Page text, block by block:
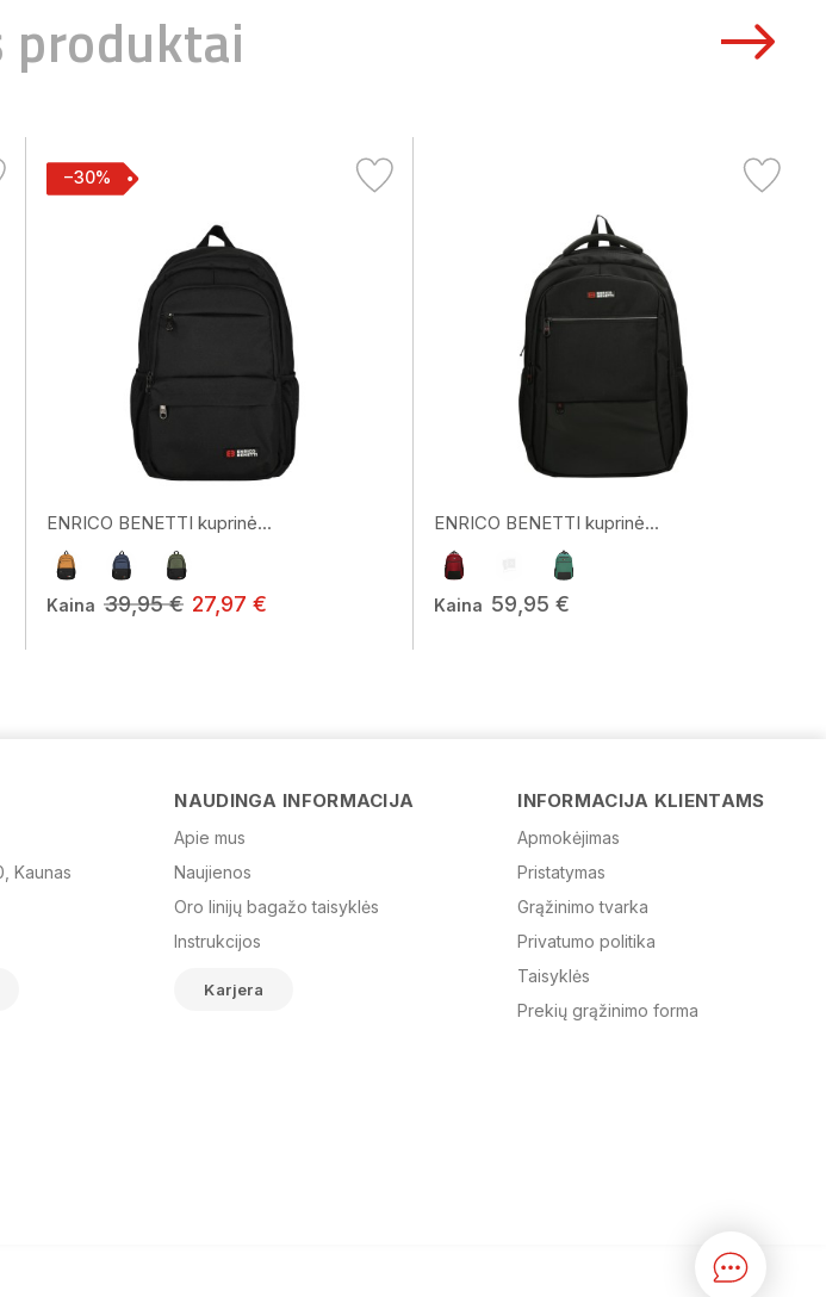
produktai
−30%
ENRICO BENETTI kuprinė...
Kaina 39,95 € 27,97 €
ENRICO BENETTI kuprinė...
Kaina 59,95 €
Kaunas
NAUDINGA INFORMACIJA
Apie mus
Naujienos
Oro linijų bagažo taisyklės
Instrukcijos
Karjera
INFORMACIJA KLIENTAMS
Apmokėjimas
Pristatymas
Grąžinimo tvarka
Privatumo politika
Taisyklės
Prekių grąžinimo forma